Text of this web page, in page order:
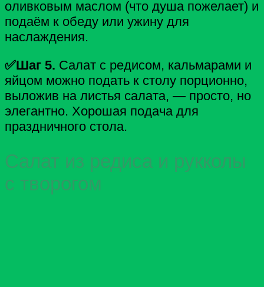
оливковым маслом (что душа пожелает) и
подаём к обеду или ужину для
наслаждения.
✅Шаг 5. Салат с редисом, кальмарами и
яйцом можно подать к столу порционно,
выложив на листья салата, — просто, но
элегантно. Хорошая подача для
праздничного стола.
Салат из редиса и рукколы
с творогом